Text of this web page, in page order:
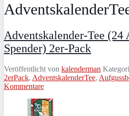
Adventskalender-Tee (24
Spender) 2er-Pack
Veröffentlicht von kalenderman
2erPack, AdventskalenderTee,
Kommentare